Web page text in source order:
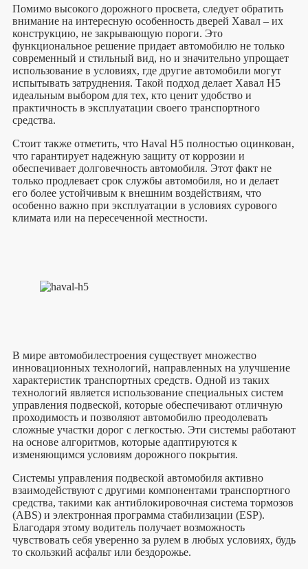
Помимо высокого дорожного просвета, следует обратить
внимание на интересную особенность дверей Хавал – их
конструкцию, не закрывающую пороги. Это
функциональное решение придает автомобилю не только
современный и стильный вид, но и значительно упрощает
использование в условиях, где другие автомобили могут
испытывать затруднения. Такой подход делает Хавал H5
идеальным выбором для тех, кто ценит удобство и
практичность в эксплуатации своего транспортного
средства.
Стоит также отметить, что Haval H5 полностью оцинкован,
что гарантирует надежную защиту от коррозии и
обеспечивает долговечность автомобиля. Этот факт не
только продлевает срок службы автомобиля, но и делает
его более устойчивым к внешним воздействиям, что
особенно важно при эксплуатации в условиях сурового
климата или на пересеченной местности.
В мире автомобилестроения существует множество
инновационных технологий, направленных на улучшение
характеристик транспортных средств. Одной из таких
технологий является использование специальных систем
управления подвеской, которые обеспечивают отличную
проходимость и позволяют автомобилю преодолевать
сложные участки дорог с легкостью. Эти системы работают
на основе алгоритмов, которые адаптируются к
изменяющимся условиям дорожного покрытия.
Системы управления подвеской автомобиля активно
взаимодействуют с другими компонентами транспортного
средства, такими как антиблокировочная система тормозов
(ABS) и электронная программа стабилизации (ESP).
Благодаря этому водитель получает возможность
чувствовать себя уверенно за рулем в любых условиях, будь
то скользкий асфальт или бездорожье.